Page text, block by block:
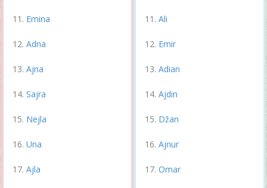
Emina
Adna
Ajna
Sajra
Nejla
Una
Ajla
Ali
Emir
Adian
Ajdin
Džan
Ajnur
Omar